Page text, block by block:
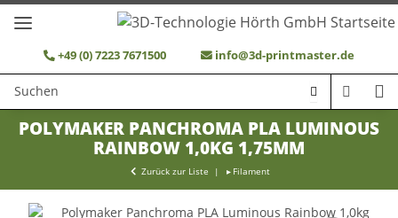
+49 (0) 7223 7671500 info@3d-printmaster.de
POLYMAKER PANCHROMA PLA LUMINOUS
RAINBOW 1,0KG 1,75MM
Zurück zur Liste Filament